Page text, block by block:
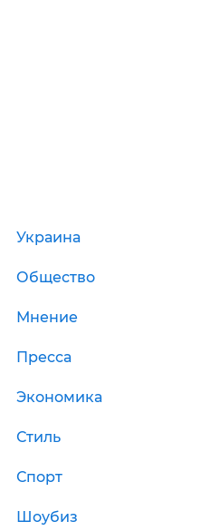
Украина
Общество
Мнение
Пресса
Экономика
Стиль
Спорт
Шоубиз